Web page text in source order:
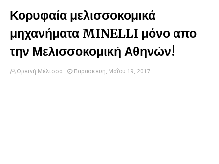
Κορυφαία μελισσοκομικά
μηχανήματα MINELLI μόνο απο
την Μελισσοκομική Αθηνών!
Ορεινή Μέλισσα Παρασκευή, Μαΐου 19, 2017